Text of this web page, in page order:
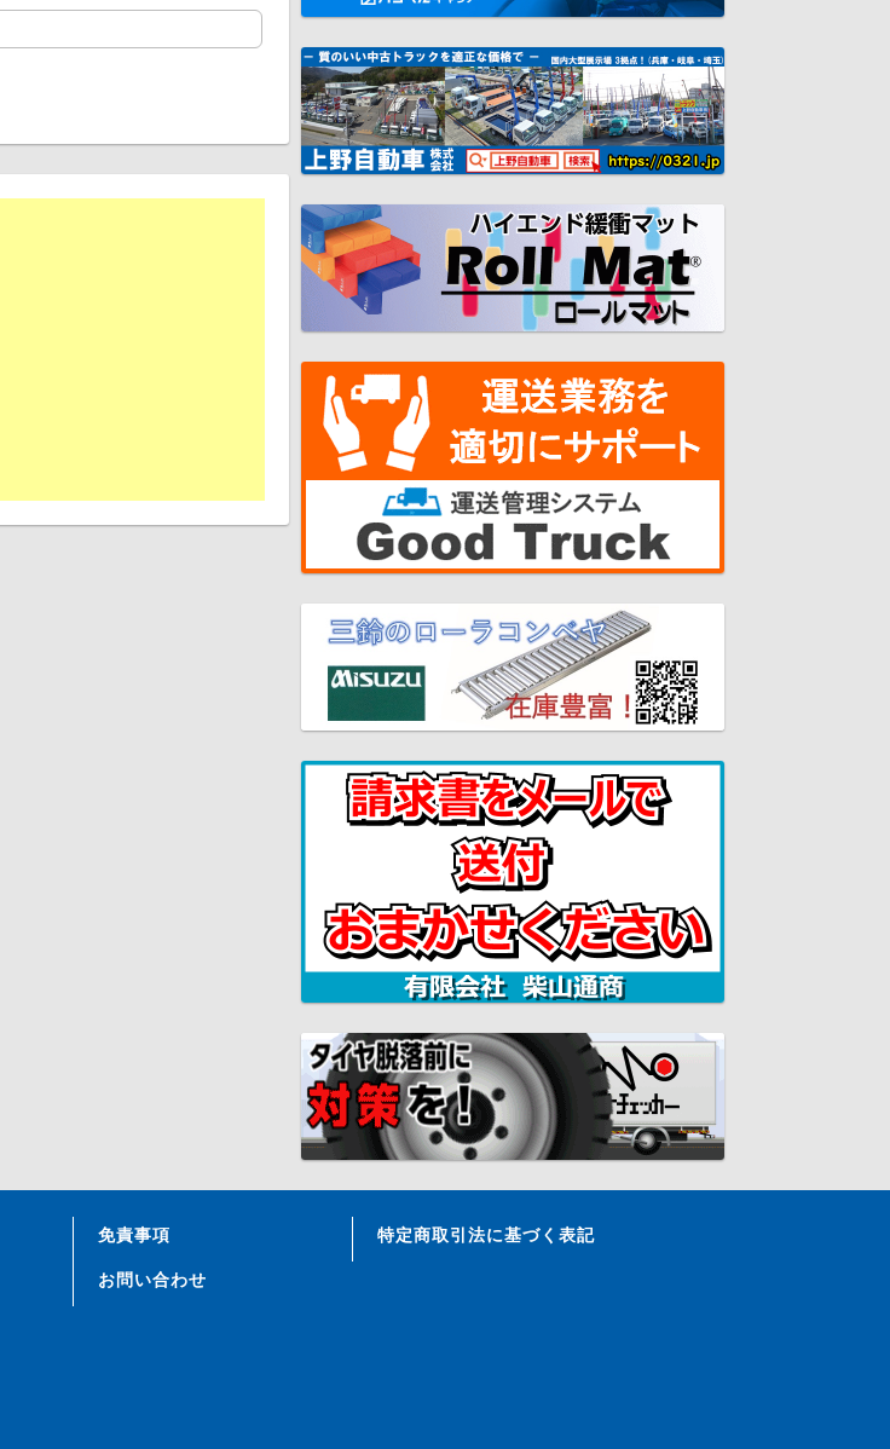
免責事項 特定商取引法に基づく表記
お問い合わせ